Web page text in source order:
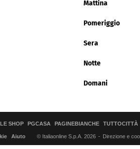
Mattina
Pomeriggio
Sera
Notte
Domani
SHOP PGCASA PAGINEBIANCHE TUTTOCITTÀ
Aiuto © Italiaonline S.p.A. 2026 Direzione e